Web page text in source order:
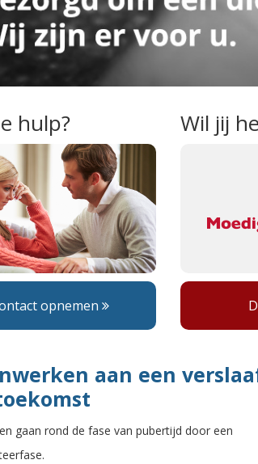
hulp?
opnemen
Wil jij
aan een
gaan rond de fase van pubertijd door een